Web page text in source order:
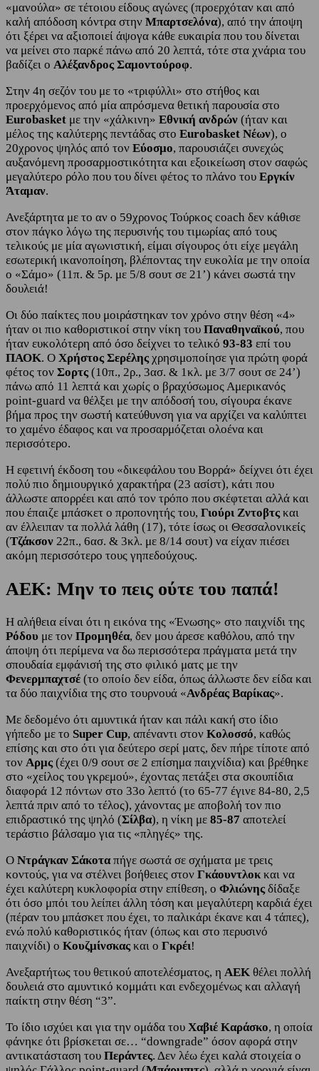
«μανούλα» σε τέτοιου είδους αγώνες (προερχόταν και από
καλή απόδοση κόντρα στην Μπαρτσελόνα), από την άποψη
ότι ξέρει να αξιοποιεί άψογα κάθε ευκαιρία που του δίνεται
να μείνει στο παρκέ πάνω από 20 λεπτά, τότε στα χνάρια του
βαδίζει ο Αλέξανδρος Σαμοντούροφ.
Στην 4η σεζόν του με το «τριφύλλι» στο στήθος και
προερχόμενος από μία απρόσμενα θετική παρουσία στο
Eurobasket με την «χάλκινη» Εθνική ανδρών (ήταν και
μέλος της καλύτερης πεντάδας στο Eurobasket Νέων), ο
20χρονος ψηλός από τον Εύοσμο, παρουσιάζει συνεχώς
αυξανόμενη προσαρμοστικότητα και εξοικείωση στον σαφώς
μεγαλύτερο ρόλο που του δίνει φέτος το πλάνο του Εργκίν
Άταμαν.
Ανεξάρτητα με το αν ο 59χρονος Τούρκος coach δεν κάθισε
στον πάγκο λόγω της περυσινής του τιμωρίας από τους
τελικούς με μία αγωνιστική, είμαι σίγουρος ότι είχε μεγάλη
εσωτερική ικανοποίηση, βλέποντας την ευκολία με την οποία
ο «Σάμο» (11π. & 5ρ. με 5/8 σουτ σε 21’) κάνει σωστά την
δουλειά!
Οι δύο παίκτες που μοιράστηκαν τον χρόνο στην θέση «4»
ήταν οι πιο καθοριστικοί στην νίκη του Παναθηναϊκού, που
ήταν ευκολότερη από όσο δείχνει το τελικό 93-83 επί του
ΠΑΟΚ. Ο Χρήστος Σερέλης χρησιμοποίησε για πρώτη φορά
φέτος τον Σορτς (10π., 2ρ., 3ασ. & 1κλ. με 3/7 σουτ σε 24’)
πάνω από 11 λεπτά και χωρίς ο βραχύσωμος Αμερικανός
point-guard να θέλξει με την απόδοσή του, σίγουρα έκανε
βήμα προς την σωστή κατεύθυνση για να αρχίζει να καλύπτει
το χαμένο έδαφος και να προσαρμόζεται ολοένα και
περισσότερο.
Η εφετινή έκδοση του «δικεφάλου του Βορρά» δείχνει ότι έχει
πολύ πιο δημιουργικό χαρακτήρα (23 ασίστ), κάτι που
άλλωστε απορρέει και από τον τρόπο που σκέφτεται αλλά και
που έπαιζε μπάσκετ ο προπονητής του, Γιούρι Ζντοβτς και
αν έλλειπαν τα πολλά λάθη (17), τότε ίσως οι Θεσσαλονικείς
(Τζάκσον 22π., 6ασ. & 3κλ. με 8/14 σουτ) να είχαν πιέσει
ακόμη περισσότερο τους γηπεδούχους.
ΑΕΚ: Μην το πεις ούτε του παπά!
Η αλήθεια είναι ότι η εικόνα της «Ένωσης» στο παιχνίδι της
Ρόδου με τον Προμηθέα, δεν μου άρεσε καθόλου, από την
άποψη ότι περίμενα να δω περισσότερα πράγματα μετά την
σπουδαία εμφάνισή της στο φιλικό ματς με την
Φενερμπαχτσέ (το οποίο δεν είδα, όπως άλλωστε δεν είδα και
τα δύο παιχνίδια της στο τουρνουά «Ανδρέας Βαρίκας».
Με δεδομένο ότι αμυντικά ήταν και πάλι κακή στο ίδιο
γήπεδο με το Super Cup, απέναντι στον Κολοσσό, καθώς
επίσης και στο ότι για δεύτερο σερί ματς, δεν πήρε τίποτε από
τον Αρμς (έχει 0/9 σουτ σε 2 επίσημα παιχνίδια) και βρέθηκε
στο «χείλος του γκρεμού», έχοντας πετάξει στα σκουπίδια
διαφορά 12 πόντων στο 33ο λεπτό (το 65-77 έγινε 84-80, 2,5
λεπτά πριν από το τέλος), χάνοντας με αποβολή τον πιο
επιδραστικό της ψηλό (Σίλβα), η νίκη με 85-87 αποτελεί
τεράστιο βάλσαμο για τις «πληγές» της.
Ο Ντράγκαν Σάκοταπήγε σωστά σε σχήματα με τρεις
κοντούς, για να στέλνει βοήθειες στον Γκάουντλοκ και να
έχει καλύτερη κυκλοφορία στην επίθεση, ο Φλιώνης δίδαξε
ότι όσο μπόι του λείπει άλλη τόση και μεγαλύτερη καρδιά έχει
(πέραν του μπάσκετ που έχει, το παλικάρι έκανε και 4 τάπες),
ενώ πολύ καθοριστικός ήταν (όπως και στο περυσινό
παιχνίδι) o Κουζμίνσκας και ο Γκρέι!
Ανεξαρτήτως του θετικού αποτελέσματος, η ΑΕΚ θέλει πολλή
δουλειά στο αμυντικό κομμάτι και ενδεχομένως και αλλαγή
παίκτη στην θέση “3”.
To ίδιο ισχύει και για την ομάδα του Χαβιέ Καράσκο, η οποία
φάνηκε ότι βρίσκεται σε… “downgrade” όσον αφορά στην
αντικατάσταση του Περάντες. Δεν λέω έχει καλά στοιχεία ο